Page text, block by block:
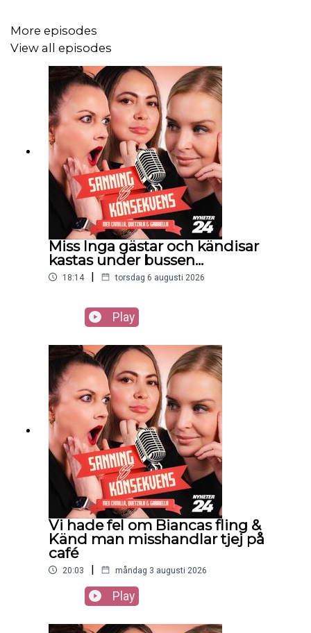
a=1921913129&as=1980673318&t=2&tk=1
More episodes
View all episodes
Miss Inga gästar och kändisar
kastas under bussen...
18:14 | torsdag 6 augusti 2026
Play
Vi hade fel om Biancas fling &
Känd man misshandlar tjej på
café
20:03 | måndag 3 augusti 2026
Play